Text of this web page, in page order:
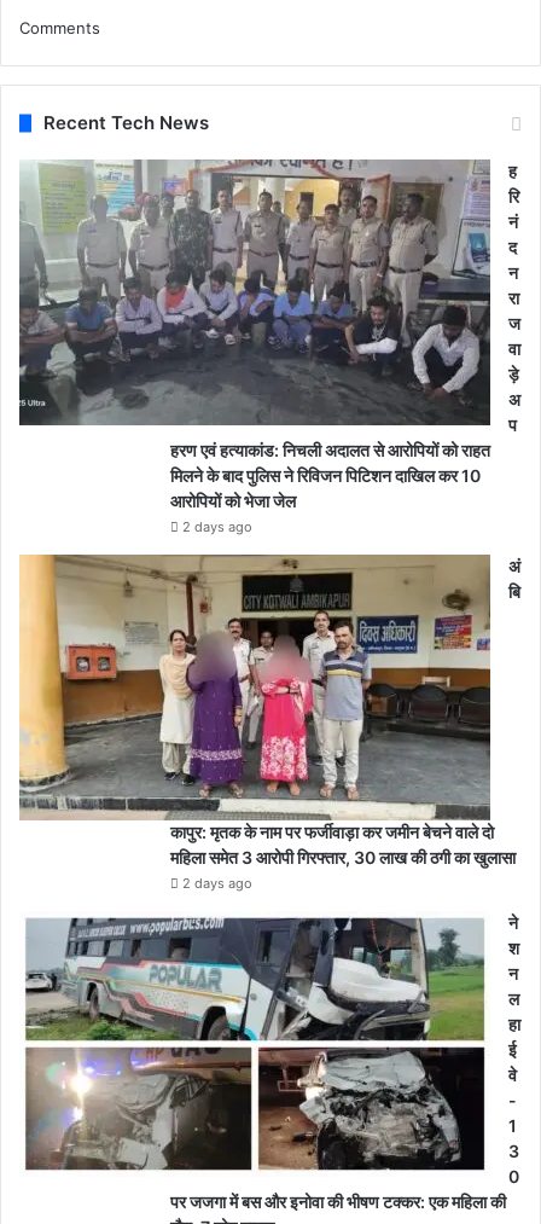
Comments
Recent Tech News
ह
रि
नं
द
न
रा
ज
वा
ड़े
अ
प
हरण एवं हत्याकांड: निचली अदालत से आरोपियों को राहत
मिलने के बाद पुलिस ने रिविजन पिटिशन दाखिल कर 10
आरोपियों को भेजा जेल
2 days ago
अं
बि
कापुर: मृतक के नाम पर फर्जीवाड़ा कर जमीन बेचने वाले दो
महिला समेत 3 आरोपी गिरफ्तार, 30 लाख की ठगी का खुलासा
2 days ago
ने
श
न
ल
हा
ई
वे
-
1
3
0
पर जजगा में बस और इनोवा की भीषण टक्कर: एक महिला की